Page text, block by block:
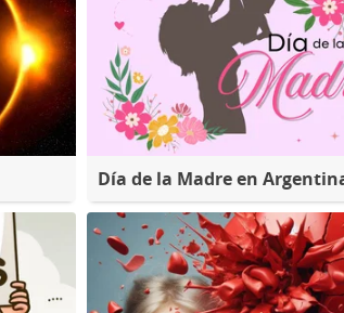
Día de la Madre en